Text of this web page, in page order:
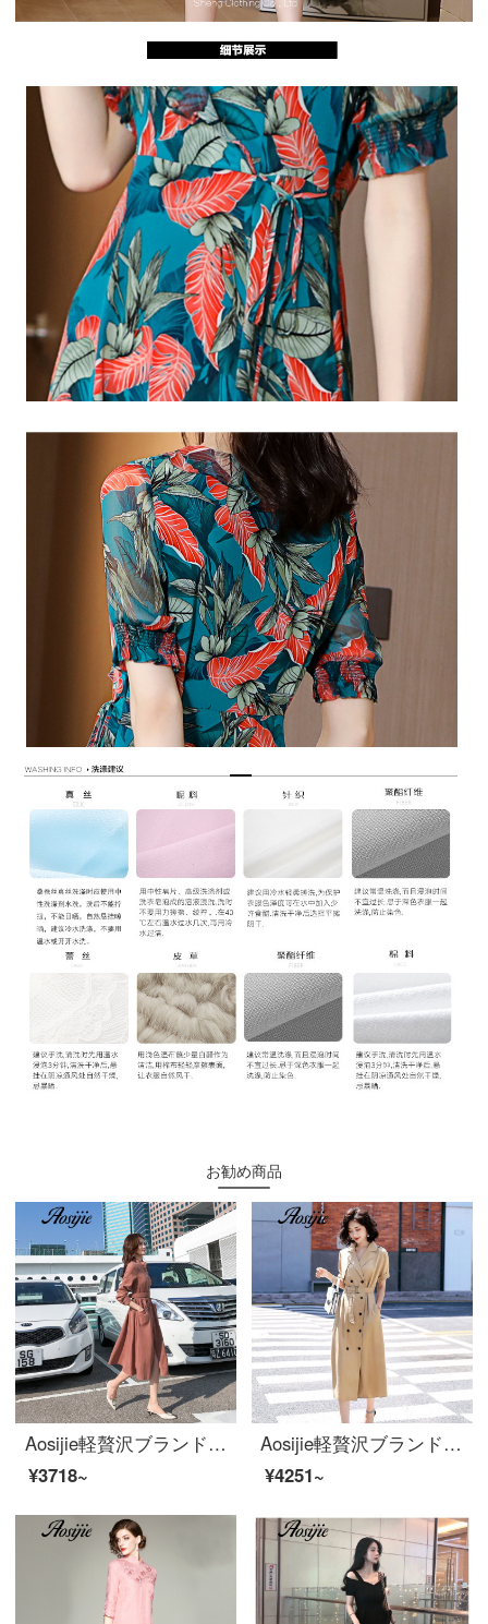
お勧め商品
Aosijie軽贅沢ブランド婦人服復古長袖シャツワンピース女性2020年夏新作フレンチ大人っぽいスタイルのロングスカートは、ウエストを締めて、レギンスを見せます。
¥3718~
Aosijie軽贅沢ブランド婦人服V襟半袖ワンピース女性2020夏新作のベルトはウエストが細く見える雰囲気のスーツのスカートの中の長目の減少年齢を表します。
¥4251~